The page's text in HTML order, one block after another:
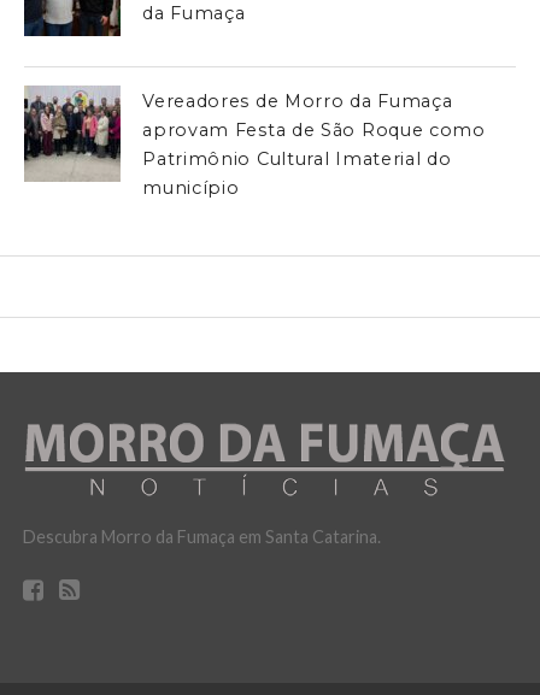
da Fumaça
Vereadores de Morro da Fumaça
aprovam Festa de São Roque como
Patrimônio Cultural Imaterial do
município
Descubra Morro da Fumaça em Santa Catarina.